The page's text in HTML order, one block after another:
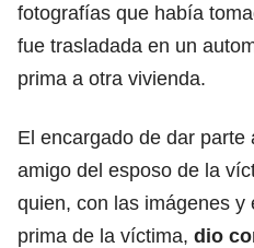
fotografías que había
fue trasladada en un
prima a otra vivienda.
El encargado de dar parte
amigo del esposo de la
quien, con las imágenes y
prima de la víctima, dio